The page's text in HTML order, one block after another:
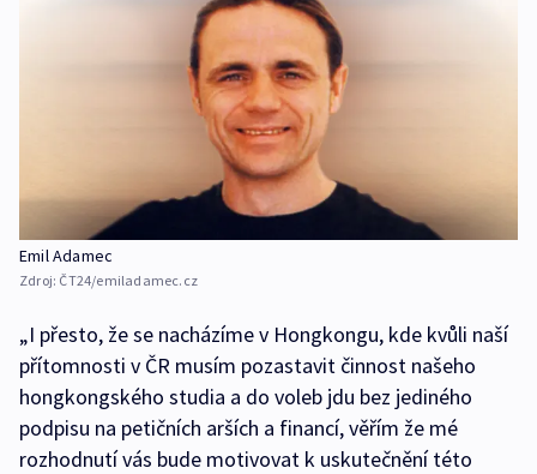
Emil Adamec
Zdroj: ČT24/emiladamec.cz
„I přesto, že se nacházíme v Hongkongu, kde kvůli naší
přítomnosti v ČR musím pozastavit činnost našeho
hongkongského studia a do voleb jdu bez jediného
podpisu na petičních arších a financí, věřím že mé
rozhodnutí vás bude motivovat k uskutečnění této